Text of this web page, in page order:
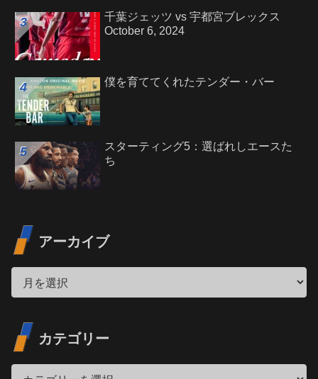
千葉ジェッツ vs 宇都宮ブレックス
October 6, 2024
僕を育ててくれたテンダー・バー
スターティング5：選ばれしエースた
ち
アーカイブ
カテゴリー